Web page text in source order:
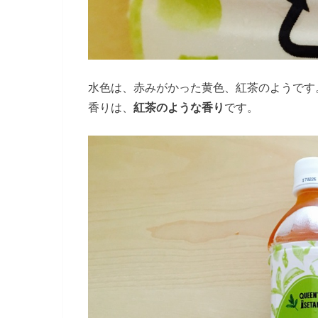
水色は、赤みがかった黄色、紅茶のようです
香りは、 紅茶のような香り です。